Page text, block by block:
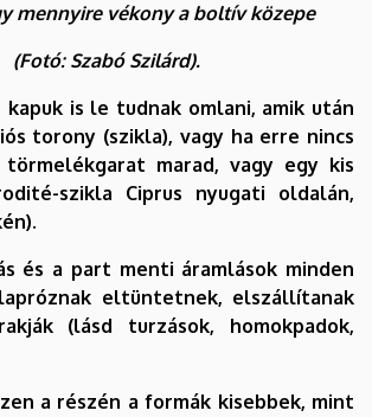
mennyire vékony a boltív közepe
(Fotó: Szabó Szilárd).
kapuk is le tudnak omlani, amik után
torony (szikla), vagy ha erre nincs
marad, vagy egy kis
szikla Ciprus nyugati oldalán,
a part menti áramlások minden
eltüntetnek, elszállítanak
(lásd turzások, homokpadok,
a részén a formák kisebbek, mint